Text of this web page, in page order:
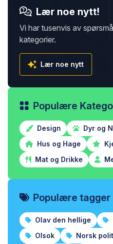
Lær noe nytt!
Vi har tusenvis av
kategorier.
Lær noe nytt
Populære
Design Dyr og
Hus og Hage
Mat og Drikke
Populære tagger
Olav den hellige
Olsok
Norsk